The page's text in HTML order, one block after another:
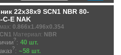
22x38x9 SCN1 NBR 80-
C-E NAK
0.866x1.496x0.354
Материал: NBR
?: 40 шт.
?: ~58 шт.